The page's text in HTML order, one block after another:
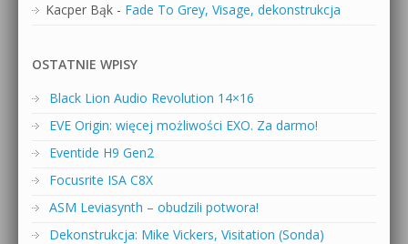
Kacper Bąk - Fade To Grey, Visage, dekonstrukcja
OSTATNIE WPISY
Black Lion Audio Revolution 14×16
EVE Origin: więcej możliwości EXO. Za darmo!
Eventide H9 Gen2
Focusrite ISA C8X
ASM Leviasynth – obudzili potwora!
Dekonstrukcja: Mike Vickers, Visitation (Sonda)